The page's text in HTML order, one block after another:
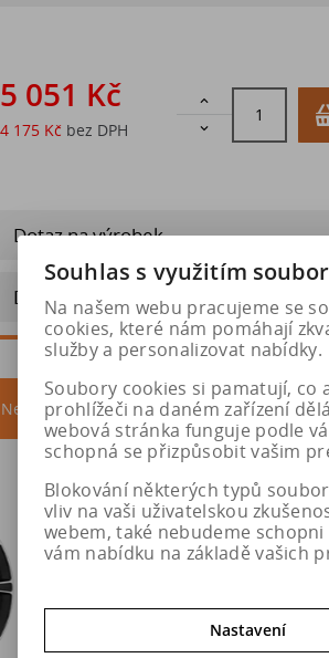
5 051 Kč
4 175 Kč bez DPH


Dotaz na výrobek
Doporučit výrobek
Nejprodávanější akce
Akce
Souhlas s využitím
Na našem webu pracujeme se
cookies, které nám pomáhají
služby a personalizovat nabídky.
Soubory cookies si pamatují, co
prohlížeči na daném zařízení
webová stránka funguje podle
schopná se přizpůsobit vašim
Blokování některých typů
vliv na vaši uživatelskou
webem, také nebudeme
vám nabídku na základě vašich
Nastavení